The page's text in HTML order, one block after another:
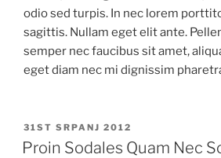
odio sed turpis. In nec lorem
sagittis. Nullam eget elit ante.
semper nec faucibus sit amet,
eget diam nec mi dignissim
OBJAVLJENO
31ST SRPANJ 2012
Proin Sodales Quam Nec